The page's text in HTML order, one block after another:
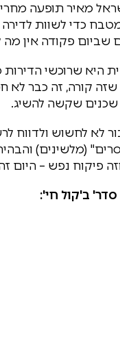
מאיר תופעה
כדי לשוות
שביום פקודה אין
היא שרוכשי
קורה, זה כבר לא
שכנים שקשה להשיג.
לא לחשוש ולדווח
(מלשינים)
פיקוח נפש –
סדר' ב'קול חי':